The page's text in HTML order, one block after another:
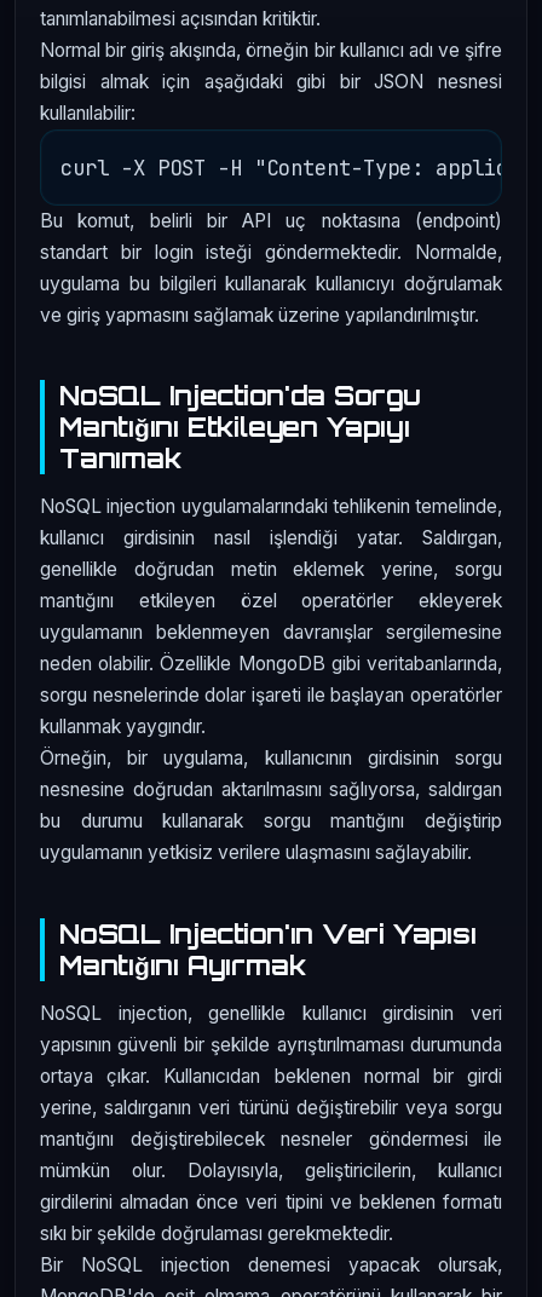
tanımlanabilmesi açısından kritiktir.
Normal bir giriş akışında, örneğin bir kullanıcı adı ve şifre
bilgisi almak için aşağıdaki gibi bir JSON nesnesi
kullanılabilir:
Bu komut, belirli bir API uç noktasına (endpoint)
standart bir login isteği göndermektedir. Normalde,
uygulama bu bilgileri kullanarak kullanıcıyı doğrulamak
ve giriş yapmasını sağlamak üzerine yapılandırılmıştır.
NoSQL Injection'da Sorgu
Mantığını Etkileyen Yapıyı
Tanımak
NoSQL injection uygulamalarındaki tehlikenin temelinde,
kullanıcı girdisinin nasıl işlendiği yatar. Saldırgan,
genellikle doğrudan metin eklemek yerine, sorgu
mantığını etkileyen özel operatörler ekleyerek
uygulamanın beklenmeyen davranışlar sergilemesine
neden olabilir. Özellikle MongoDB gibi veritabanlarında,
sorgu nesnelerinde dolar işareti ile başlayan operatörler
kullanmak yaygındır.
Örneğin, bir uygulama, kullanıcının girdisinin sorgu
nesnesine doğrudan aktarılmasını sağlıyorsa, saldırgan
bu durumu kullanarak sorgu mantığını değiştirip
uygulamanın yetkisiz verilere ulaşmasını sağlayabilir.
NoSQL Injection'ın Veri Yapısı
Mantığını Ayırmak
NoSQL injection, genellikle kullanıcı girdisinin veri
yapısının güvenli bir şekilde ayrıştırılmaması durumunda
ortaya çıkar. Kullanıcıdan beklenen normal bir girdi
yerine, saldırganın veri türünü değiştirebilir veya sorgu
mantığını değiştirebilecek nesneler göndermesi ile
mümkün olur. Dolayısıyla, geliştiricilerin, kullanıcı
girdilerini almadan önce veri tipini ve beklenen formatı
sıkı bir şekilde doğrulaması gerekmektedir.
Bir NoSQL injection denemesi yapacak olursak,